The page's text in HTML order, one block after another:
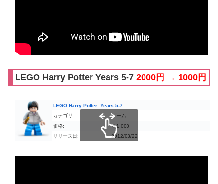
LEGO Harry Potter Years 5-7 2000円 → 1000円
LEGO Harry Potter: Years 5-7
カテゴリ:
ゲーム
価格:
￥1,000
リリース日:
2012/03/22